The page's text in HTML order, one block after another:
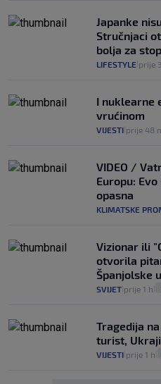
Japanke
Stručnjaci
bolja za
LIFESTYLE prije
I nuklearne
vrućinom
VIJESTI prije 48
VIDEO /
Europu:
opasna
KLIMATSKE
Vizionar ili
otvorila
Španjolske
SVIJET prije 1 h
Tragedija
turist,
VIJESTI prije 1 h